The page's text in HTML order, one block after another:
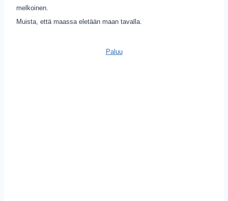
melkoinen.
Muista, että maassa eletään maan tavalla.
Paluu